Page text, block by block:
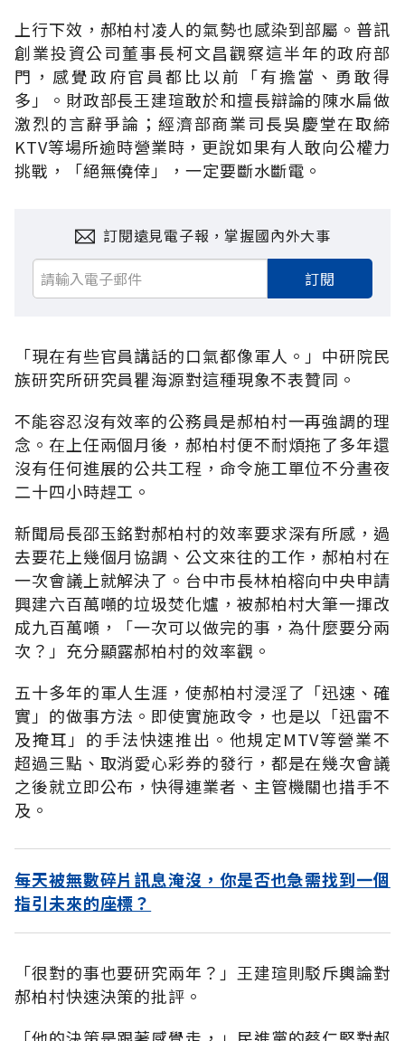
上行下效，郝柏村凌人的氣勢也感染到部屬。普訊
創業投資公司董事長柯文昌觀察這半年的政府部
門，感覺政府官員都比以前「有擔當、勇敢得
多」。財政部長王建瑄敢於和擅長辯論的陳水扁做
激烈的言辭爭論；經濟部商業司長吳慶堂在取締
KTV等場所逾時營業時，更說如果有人敢向公權力
挑戰，「絕無僥倖」，一定要斷水斷電。
訂閱遠見電子報，掌握國內外大事
訂閱
「現在有些官員講話的口氣都像軍人。」中研院民
族研究所研究員瞿海源對這種現象不表贊同。
不能容忍沒有效率的公務員是郝柏村一再強調的理
念。在上任兩個月後，郝柏村便不耐煩拖了多年還
沒有任何進展的公共工程，命令施工單位不分晝夜
二十四小時趕工。
新聞局長邵玉銘對郝柏村的效率要求深有所感，過
去要花上幾個月協調、公文來往的工作，郝柏村在
一次會議上就解決了。台中市長林柏榕向中央申請
興建六百萬噸的垃圾焚化爐，被郝柏村大筆一揮改
成九百萬噸，「一次可以做完的事，為什麼要分兩
次？」充分顯露郝柏村的效率觀。
五十多年的軍人生涯，使郝柏村浸淫了「迅速、確
實」的做事方法。即使實施政令，也是以「迅雷不
及掩耳」的手法快速推出。他規定MTV等營業不
超過三點、取消愛心彩券的發行，都是在幾次會議
之後就立即公布，快得連業者、主管機關也措手不
及。
每天被無數碎片訊息淹沒，你是否也急需找到一個
指引未來的座標？
「很對的事也要研究兩年？」王建瑄則駁斥輿論對
郝柏村快速決策的批評。